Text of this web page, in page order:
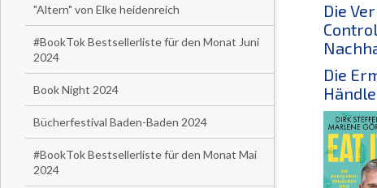
"Altern" von Elke heidenreich
#BookTok Bestsellerliste für den Monat Juni
2024
Book Night 2024
Bücherfestival Baden-Baden 2024
#BookTok Bestsellerliste für den Monat Mai
2024
Die
Die